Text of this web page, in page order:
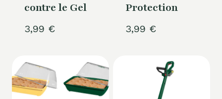
contre le Gel
3,99 €
Protection
3,99 €